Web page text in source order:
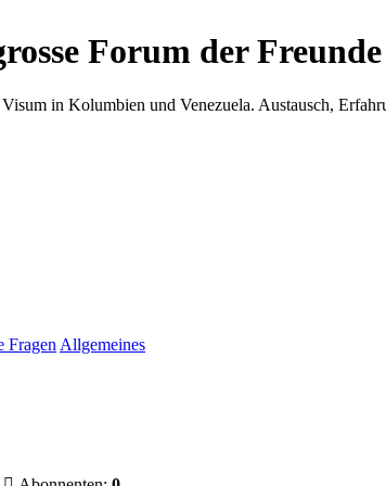
Forum der
in Kolumbien und Venezuela. Austausch,
Fragen Allgemeines